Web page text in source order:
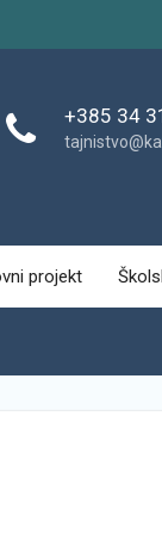
+385 34
projekt